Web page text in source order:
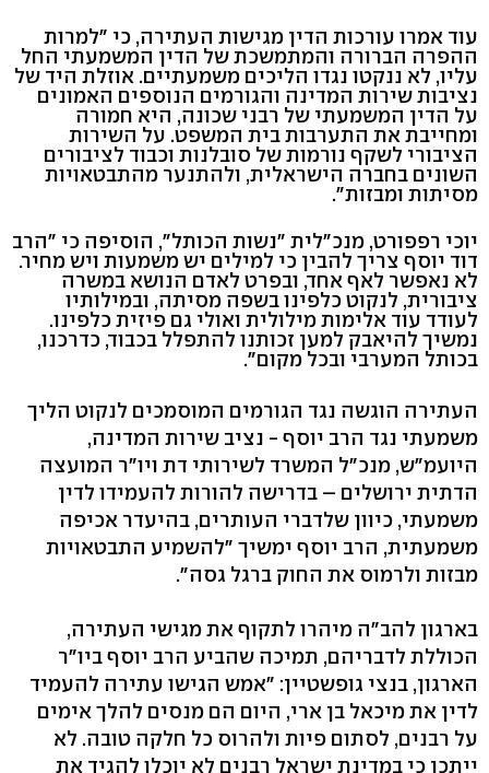
עוד אמרו עורכות הדין מגישות העתירה, כי "למרות
ההפרה הברורה והמתמשכת של הדין המשמעתי החל
עליו, לא ננקטו נגדו הליכים משמעתיים. אוזלת היד של
נציבות שירות המדינה והגורמים הנוספים האמונים
על הדין המשמעתי של רבני שכונה, היא חמורה
ומחייבת את התערבות בית המשפט. על השירות
הציבורי לשקף נורמות של סובלנות וכבוד לציבורים
השונים בחברה הישראלית, ולהתנער מהתבטאויות
מסיתות ומבזות".
יוכי רפפורט, מנכ"לית "נשות הכותל", הוסיפה כי "הרב
דוד יוסף צריך להבין כי למילים יש משמעות ויש מחיר.
לא נאפשר לאף אחד, ובפרט לאדם הנושא במשרה
ציבורית, לנקוט כלפינו בשפה מסיתה, ובמילותיו
לעודד עוד אלימות מילולית ואולי גם פיזית כלפינו.
נמשיך להיאבק למען זכותנו להתפלל בכבוד, כדרכנו,
בכותל המערבי ובכל מקום".
העתירה הוגשה נגד הגורמים המוסמכים לנקוט הליך
משמעתי נגד הרב יוסף - נציב שירות המדינה,
היועמ"ש, מנכ"ל המשרד לשירותי דת ויו"ר המועצה
הדתית ירושלים – בדרישה להורות להעמידו לדין
משמעתי, כיוון שלדברי העותרים, בהיעדר אכיפה
משמעתית, הרב יוסף ימשיך "להשמיע התבטאויות
מבזות ולרמוס את החוק ברגל גסה".
בארגון להב"ה מיהרו לתקוף את מגישי העתירה,
הכוללת לדבריהם, תמיכה שהביע הרב יוסף ביו"ר
הארגון, בנצי גופשטיין: "אמש הגישו עתירה להעמיד
לדין את מיכאל בן ארי, היום הם מנסים להלך אימים
על רבנים, לסתום פיות ולהרוס כל חלקה טובה. לא
ייתכן כי במדינת ישראל רבנים לא יוכלו להגיד את